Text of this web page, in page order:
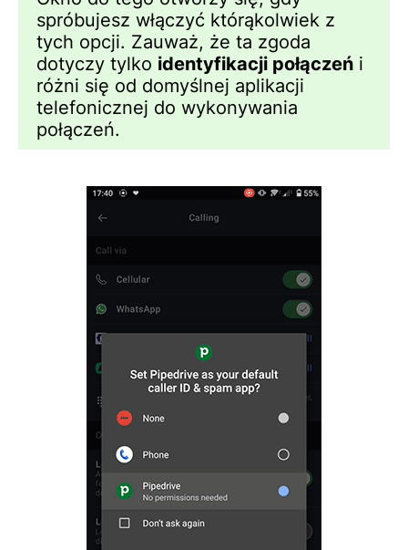
spróbujesz włączyć którąkolwiek z
tych opcji. Zauważ, że ta zgoda
dotyczy tylko identyfikacji połączeń i
różni się od domyślnej aplikacji
telefonicznej do wykonywania
połączeń.